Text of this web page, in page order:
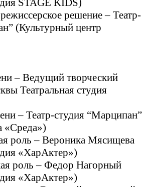
решение – Театр-
(Культурный центр
– Ведущий творческий
Театральная студия
– Театр-студия “Марципан”
«Среда»)
роль – Вероника Мясищева
«ХарАктер»)
роль – Федор Нагорный
«ХарАктер»)